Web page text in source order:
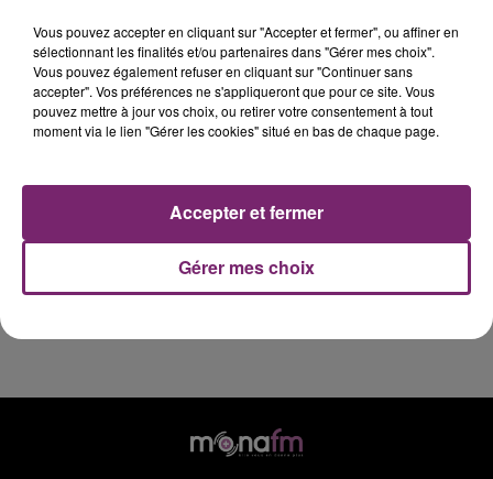
éclipse solaire du 12 Août 2026
158 pompiers de la région sont
partis hier soir pour la Gironde
Vous pouvez accepter en cliquant sur "Accepter et fermer", ou affiner en
sélectionnant les finalités et/ou partenaires dans "Gérer mes choix".
Vous pouvez également refuser en cliquant sur "Continuer sans
accepter". Vos préférences ne s'appliqueront que pour ce site. Vous
pouvez mettre à jour vos choix, ou retirer votre consentement à tout
moment via le lien "Gérer les cookies" situé en bas de chaque page.
Gérer mes choix
Accepter et fermer